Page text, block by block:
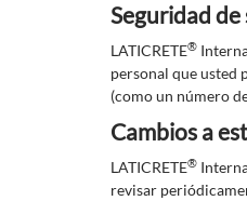
Seguridad
LATICRETE®
personal que usted
(como un número
Cambios a
LATICRETE®
revisar